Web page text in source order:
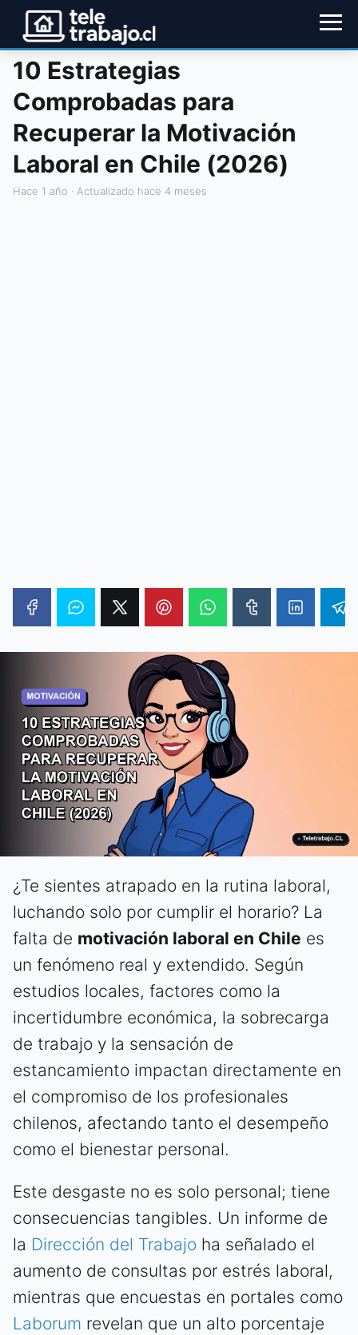
10 Estrategias
Comprobadas para
Recuperar la Motivación
Laboral en Chile (2026)
hace 1 año · Actualizado hace 4 meses
¿Te sientes atrapado en la rutina laboral,
luchando solo por cumplir el horario? La
falta de motivación laboral en Chile es
un fenómeno real y extendido. Según
estudios locales, factores como la
incertidumbre económica, la sobrecarga
de trabajo y la sensación de
estancamiento impactan directamente en
el compromiso de los profesionales
chilenos, afectando tanto el desempeño
como el bienestar personal.
Este desgaste no es solo personal; tiene
consecuencias tangibles. Un informe de
la Dirección del Trabajo ha señalado el
aumento de consultas por estrés laboral,
mientras que encuestas en portales como
Laborum revelan que un alto porcentaje